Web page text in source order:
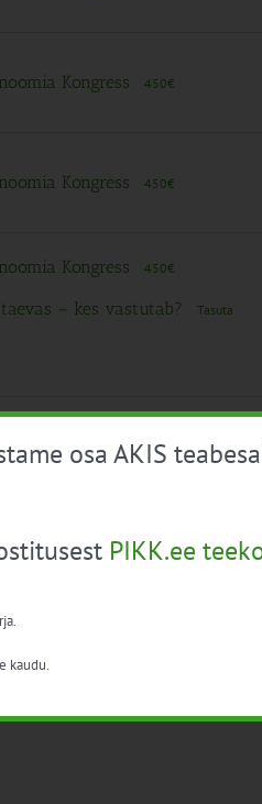
Kongress 450€
Kongress 450€
Kongress 450€
– kes vastutab? Tasuta
Järgmised
osa AKIS
PIKK.ee
kaudu.